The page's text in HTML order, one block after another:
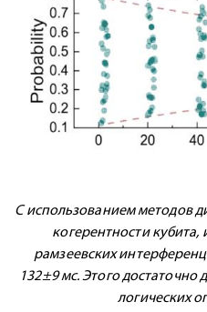
С использованием методов
когерентности
рамзеевских
132±9 мс. Этого достаточно
логических